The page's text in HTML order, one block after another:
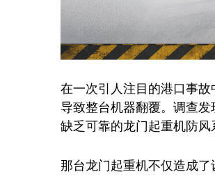
在一次引人注目的港口事
导致整台机器翻覆。调查
缺乏可靠的龙门起重机防风
那台龙门起重机不仅造成